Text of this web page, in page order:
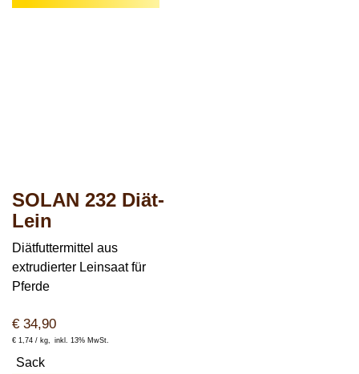
SOLAN 232 Diät-
Lein
Diätfuttermittel aus
extrudierter Leinsaat für
Pferde
€ 34,90
€ 1,74 / kg inkl. 13% MwSt.
Sack